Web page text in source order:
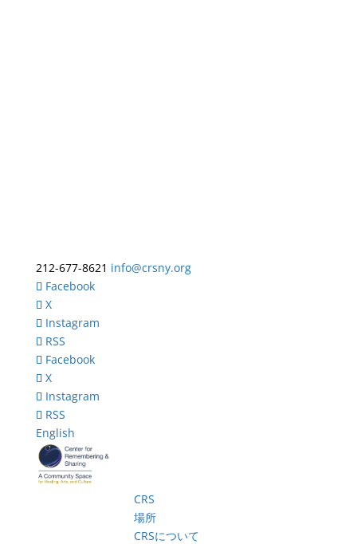
212-677-8621 info@crsny.org
Facebook
X
Instagram
RSS
Facebook
X
Instagram
RSS
English
CRS
場所
CRSについて